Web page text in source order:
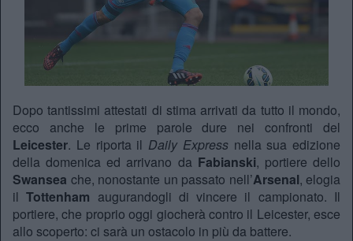
Dopo tantissimi attestati di stima arrivati da tutto il mondo,
ecco anche le prime parole dure nei confronti del
Leicester. Le riporta il Daily Expressnella sua edizione
della domenica ed arrivano da Fabianski, portiere dello
Swansea che, nonostante un passato nell’Arsenal, elogia
ilTottenham augurandogli di vincere il campionato. Il
portiere, che proprio oggi giocherà contro il Leicester, esce
allo scoperto: ci sarà un ostacolo in più da battere.